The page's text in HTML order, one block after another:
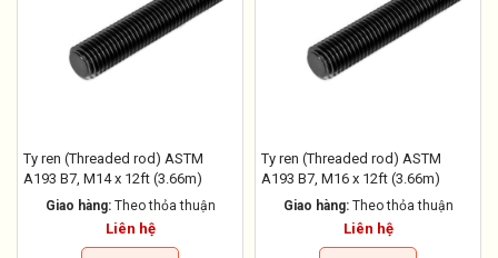
Ty ren (Threaded rod) ASTM
A193 B7, M14 x 12ft (3.66m)
Giao hàng: Theo thỏa thuận
Liên hệ
Ty ren (Threaded rod) ASTM
A193 B7, M16 x 12ft (3.66m)
Giao hàng: Theo thỏa thuận
Liên hệ